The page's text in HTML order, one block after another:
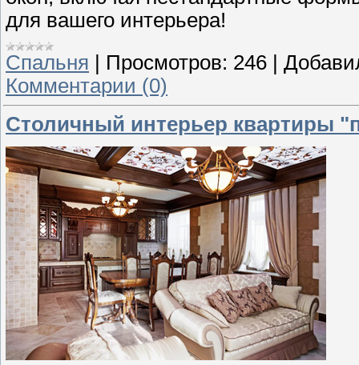
для вашего интерьера!
Спальня
Просмотров: 246
Комментарии (0)
Столичный интерьер квартиры